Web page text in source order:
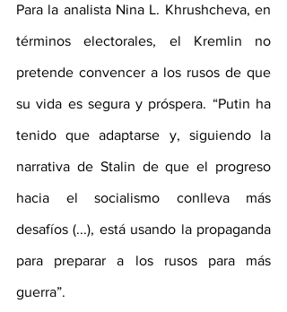
Para la analista Nina L. Khrushcheva, en
términos electorales, el Kremlin no
pretende convencer a los rusos de que
su vida es segura y próspera. “Putin ha
tenido que adaptarse y, siguiendo la
narrativa de Stalin de que el progreso
hacia el socialismo conlleva más
desafíos (...), está usando la propaganda
para preparar a los rusos para más
guerra”.